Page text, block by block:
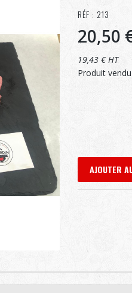
RÉF : 213
20,50
19,43 € HT
Produit
AJOUTER